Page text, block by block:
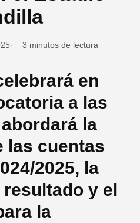
3 minutos de lectura
en
a las
la
las cuentas
2025, la
y el
la